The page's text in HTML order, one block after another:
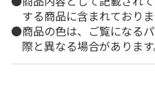
する商品に含まれておりま
商品の色は、ご覧になる
際と異なる場合があります